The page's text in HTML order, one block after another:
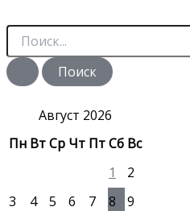
П
и
с
Август 2026
Пн ВтСр Чт ПтСб Вс
1
2
3
4 5 6 7 8
9